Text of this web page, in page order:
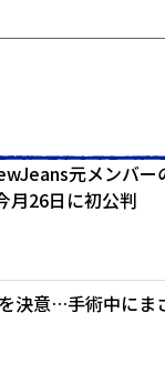
元メンバ
月26日に初公判
決意…手術中に